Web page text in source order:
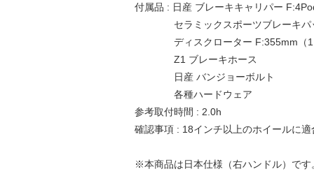
付属品 : 日産 ブレーキキャリパー
セラミックスポーツブレーキパ
ディスクローター F:355mm（1
Z1 ブレーキホース
日産 バンジョーボルト
各種ハードウェア
参考取付時間 : 2.0h
確認事項 : 18インチ以上のホイールに
※本商品は日本仕様（右ハンドル）で